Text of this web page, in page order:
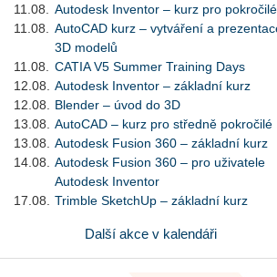
11.08.
Autodesk Inventor – kurz pro pokročilé
11.08.
AutoCAD kurz – vytváření a
3D modelů
11.08.
CATIA V5 Summer Training Days
12.08.
Autodesk Inventor – základní kurz
12.08.
Blender – úvod do 3D
13.08.
AutoCAD – kurz pro středně pokročilé
13.08.
Autodesk Fusion 360 – základní kurz
14.08.
Autodesk Fusion 360 – pro uživatele
Autodesk Inventor
17.08.
Trimble SketchUp – základní kurz
Další akce v kalendáři